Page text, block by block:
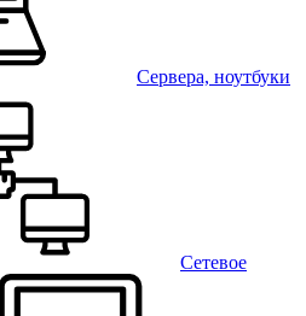
Сервера, ноутбуки
Сетевое